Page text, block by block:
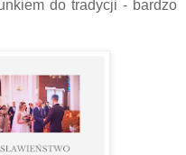
do tradycji - bardzo